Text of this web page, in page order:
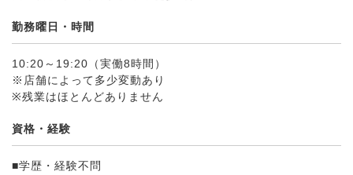
勤務曜日・時間
10:20～19:20（実働8時間）
※店舗によって多少変動あり
※残業はほとんどありません
資格・経験
■学歴・経験不問